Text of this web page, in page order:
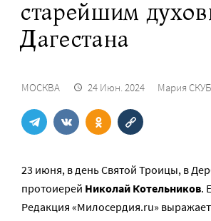
старейшим
Дагестана
МОСКВА 24 Июн. 2024 Мария
23 июня, в день Святой Троицы, в
протоиерей Николай Котельников.
Редакция «Милосердия.ru»